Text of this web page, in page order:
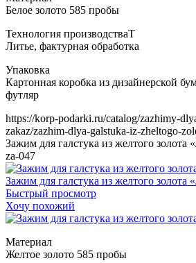
Т
https://korp-podarki.ru/catalog/zazhimy-
zakaz/zazhim-dlya-galstuka-iz-zheltogo-
Зажим для галстука из желтого
za-047
Зажим для галстука из желтого
Быстрый просмотр
Хочу похожий